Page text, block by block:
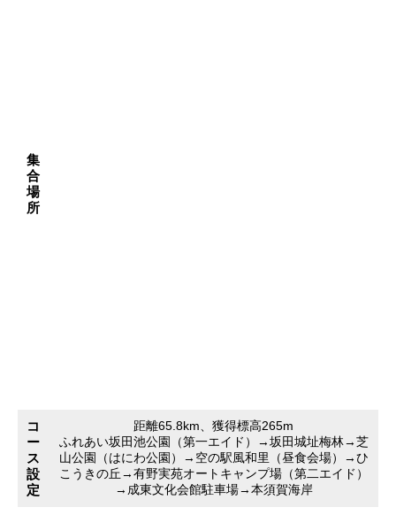
集
合
場
所
コ
ー
ス
設
定
距離65.8km、獲得標高265m
ふれあい坂田池公園（第一エイド）→坂田城址梅林→芝
山公園（はにわ公園）→空の駅風和里（昼食会場）→ひ
こうきの丘→有野実苑オートキャンプ場（第二エイド）
→成東文化会館駐車場→本須賀海岸